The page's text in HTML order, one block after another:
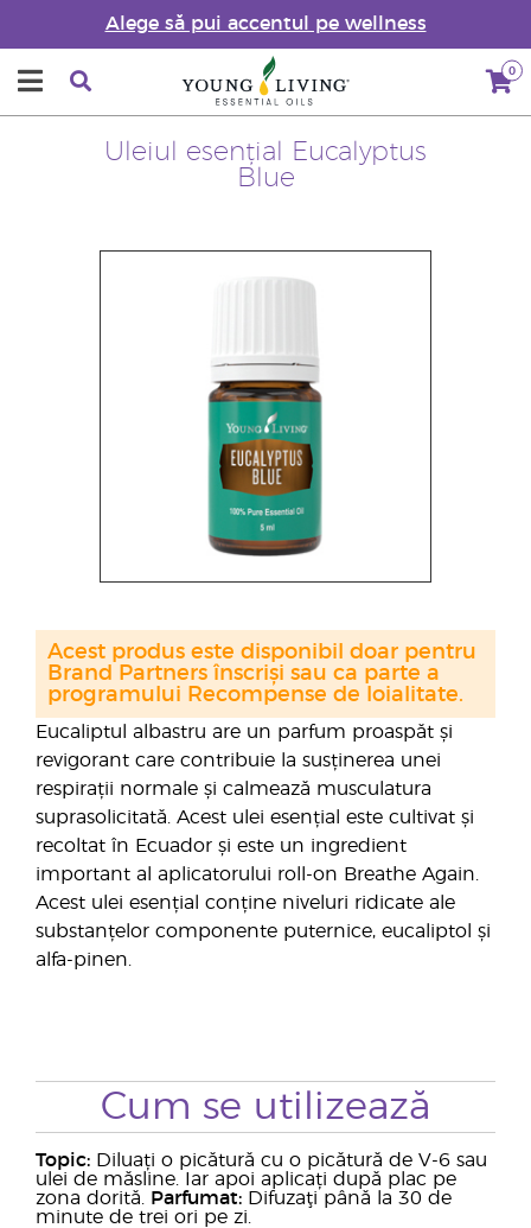
Alege să pui accentul pe wellness
0
Uleiul esențial Eucalyptus
Blue
Eucaliptul albastru are un parfum proaspăt și
revigorant care contribuie la susținerea unei
respirații normale și calmează musculatura
suprasolicitată. Acest ulei esențial este cultivat și
recoltat în Ecuador și este un ingredient
important al aplicatorului roll-on Breathe Again.
Acest ulei esențial conține niveluri ridicate ale
substanțelor componente puternice, eucaliptol și
alfa-pinen.
Acest produs este disponibil doar pentru
Brand Partners înscriși sau ca parte a
programului Recompense de loialitate.
Cum se utilizează
Topic: Diluați o picătură cu o picătură de V-6 sau
ulei de măsline. Iar apoi aplicați după plac pe
zona dorită.
Parfumat: Difuzaţi până la 30 de
minute de trei ori pe zi.